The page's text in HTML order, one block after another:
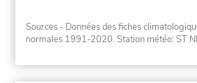
Sources - Données des fiches
normales 1991-2020. Station météo: ST